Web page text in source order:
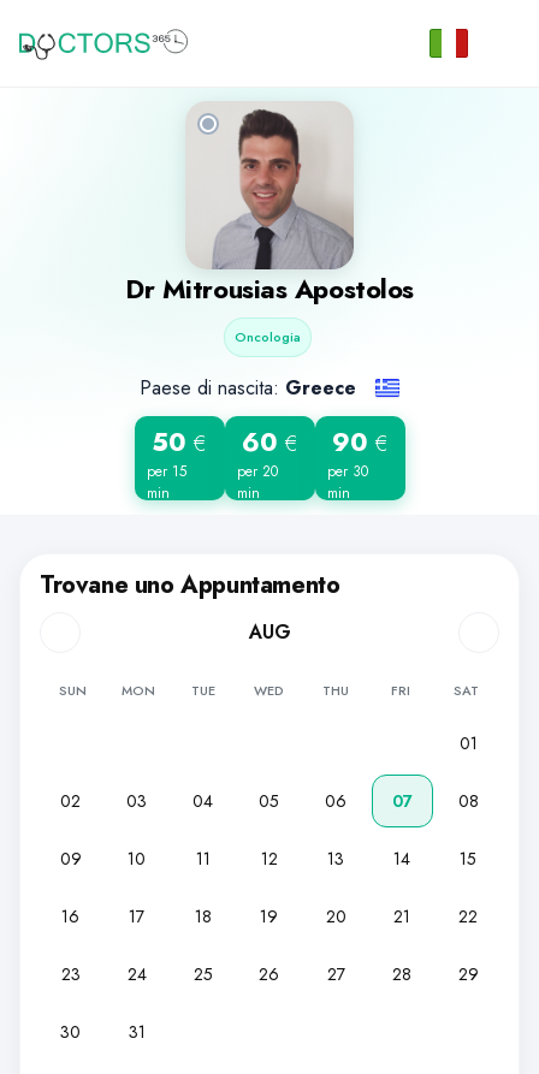
Dr Mitrousias Apostolos
Oncologia
Paese di nascita: Greece
50 €
per 15
min
60 €
per 20
min
90 €
per 30
min
Trovane uno Appuntamento
AUG
SUN MON TUE WED THU FRI SAT
01
02 03 04 05 06 07 08
09 10 11 12 13 14 15
16 17 18 19 20 21 22
23 24 25 26 27 28 29
30 31